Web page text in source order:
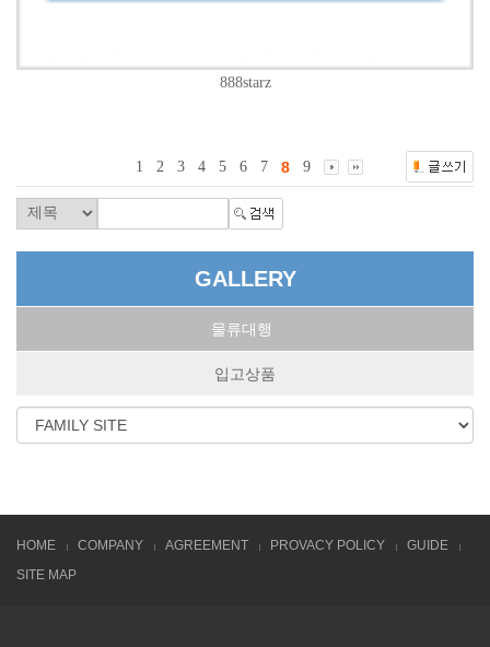
888starz
1 2 3 4 5 6 7 8 9
GALLERY
물류대행
입고상품
HOME COMPANY AGREEMENT PROVACY POLICY
GUIDE
SITE MAP